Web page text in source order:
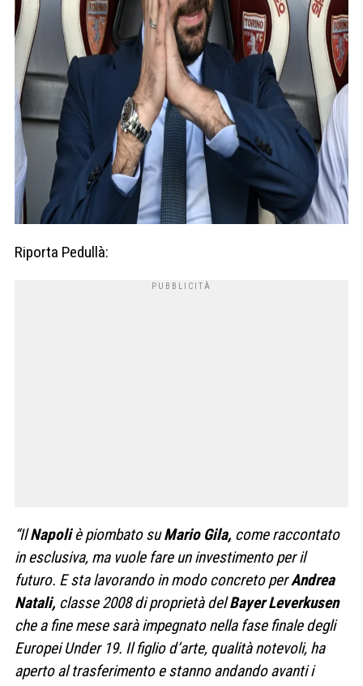
Riporta Pedullà:
“IlNapoliè piombato suMario Gila, come raccontato
in esclusiva, ma vuole fare un investimento per il
futuro. E sta lavorando in modo concreto perAndrea
Natali, classe 2008 di proprietà delBayer Leverkusen
che a fine mese sarà impegnato nella fase finale degli
Europei Under 19. Il figlio d’arte, qualità notevoli, ha
aperto al trasferimento e stanno andando avanti i